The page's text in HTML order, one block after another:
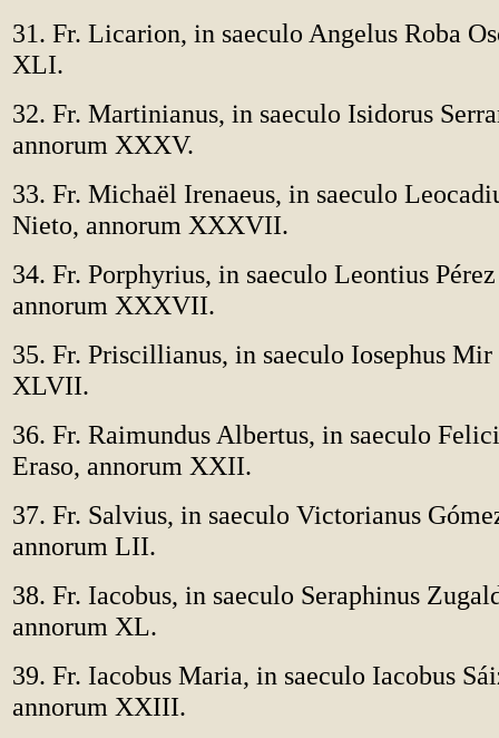
31. Fr. Licarion, in saeculo Angelus Roba
XLI.
32. Fr. Martinianus, in saeculo Isidorus
annorum XXXV.
33. Fr. Michaël Irenaeus, in saeculo
Nieto, annorum XXXVII.
34. Fr. Porphyrius, in saeculo Leontius
annorum XXXVII.
35. Fr. Priscillianus, in saeculo Iosephus Mir
XLVII.
36. Fr. Raimundus Albertus, in saeculo
Eraso, annorum XXII.
37. Fr. Salvius, in saeculo Victorianus
annorum LII.
38. Fr. Iacobus, in saeculo Seraphinus
annorum XL.
39. Fr. Iacobus Maria, in saeculo Iacobus
annorum XXIII.